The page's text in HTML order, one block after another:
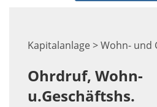
Kapitalanlage > Wohn- und
Ohrdruf, Wohn-
u.Geschäftshs.